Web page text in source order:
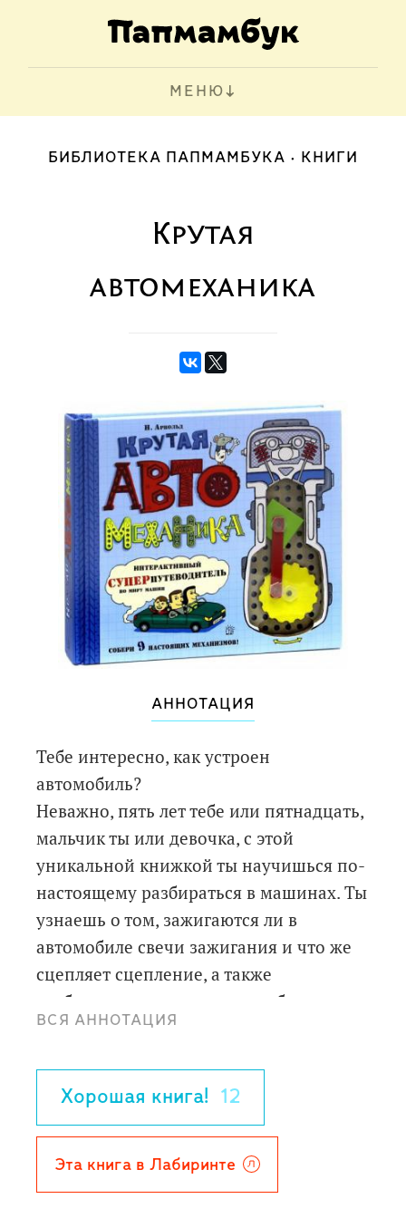
МЕНЮ
БИБЛИОТЕКА ПАПМАМБУКА КНИГИ
Крутая
автомеханика
АННОТАЦИЯ
Тебе интересно, как устроен
автомобиль?
Неважно, пять лет тебе или пятнадцать,
мальчик ты или девочка, с этой
уникальной книжкой ты научишься по-
настоящему разбираться в машинах. Ты
узнаешь о том, зажигаются ли в
автомобиле свечи зажигания и что же
сцепляет сцепление, а также
разберешься в принципах работы
основных систем машин - от дворников
передач. А главное, сможешь
сконструировать модели этих систем.
Просто изучи инструкции, правильно
соедини детали и смотри, как все
работает!
ВСЯ АННОТАЦИЯ
Хорошая книга! 12
Эта книга в Лабиринте